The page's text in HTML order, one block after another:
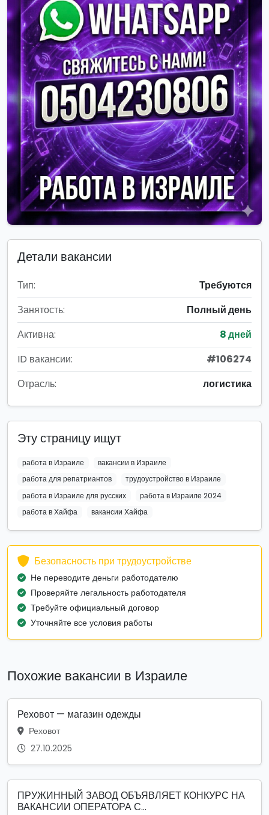
Детали вакансии
Тип:
Требуются
Занятость:
Полный день
Активна:
8 дней
ID вакансии:
#106274
Отрасль:
логистика
Эту страницу ищут
работа в Израиле
вакансии в Израиле
работа для репатриантов
трудоустройство в Израиле
работа в Израиле для русских
работа в Израиле 2024
работа в Хайфа
вакансии Хайфа
Безопасность при трудоустройстве
Не переводите деньги работодателю
Проверяйте легальность работодателя
Требуйте официальный договор
Уточняйте все условия работы
Похожие вакансии в Израиле
Реховот — магазин одежды
Реховот
27.10.2025
ПРУЖИННЫЙ ЗАВОД ОБЪЯВЛЯЕТ КОНКУРС НА
ВАКАНСИИ ОПЕРАТОРА С...